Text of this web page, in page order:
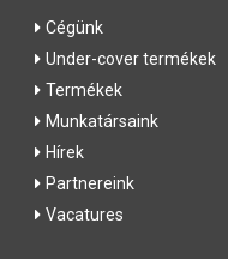
Cégünk
Under-cover termékek
Termékek
Munkatársaink
Hírek
Partnereink
Vacatures